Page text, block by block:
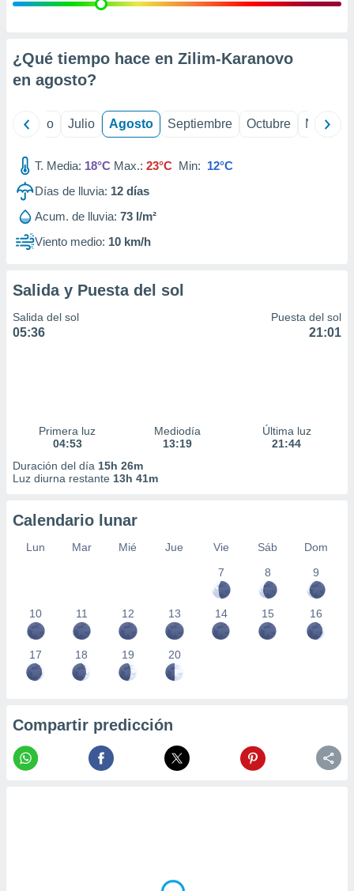
e
mediante
de
1199
¿Qué tiempo hace en Zilim-Karanovo
en agosto?
Junio Julio Agosto Septiembre Octubre
T. Media: 18°C Max.: 23°C Min: 12°C
Días de lluvia: 12 días
Acum. de lluvia: 73 l/m²
Viento medio: 10 km/h
Salida y Puesta del sol
Salida del sol
05:36
Puesta del sol
21:01
Primera luz
04:53
Mediodía
13:19
Última luz
21:44
Duración del día 15h 26m
Luz diurna restante 13h 41m
Calendario lunar
Lun Mar Mié Jue Vie Sáb
Dom
7
8 9
10 11 12 13 14 15 16
17 18 19 20
Compartir predicción